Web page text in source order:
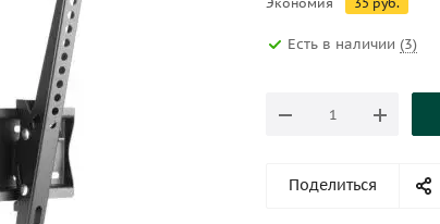
Есть в наличии (3)
Поделиться